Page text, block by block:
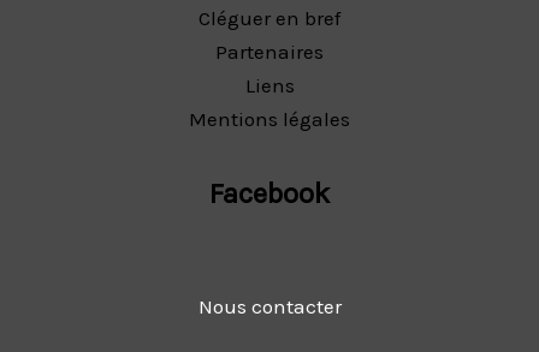
Cléguer en bref
Partenaires
Liens
Mentions légales
Facebook
Nous contacter